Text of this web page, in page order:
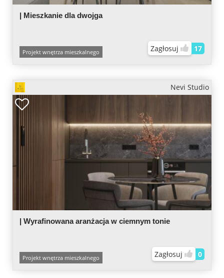
| Mieszkanie dla dwojga
Projekt wnętrza mieszkalnego Zagłosuj 17
Nevi Studio
| Wyrafinowana aranżacja w ciemnym tonie
Projekt wnętrza mieszkalnego Zagłosuj 0